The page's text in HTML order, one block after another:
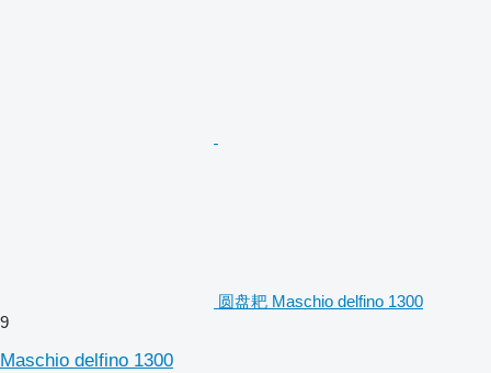
圆盘耙 Maschio delfino 1300
9
Maschio delfino 1300